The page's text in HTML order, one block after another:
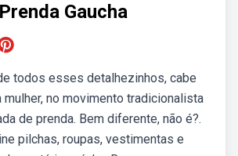
Gaucha
todos esses detalhezinhos, cabe
mulher, no movimento tradicionalista
de prenda. Bem diferente, não é?.
pilchas, roupas, vestimentas e